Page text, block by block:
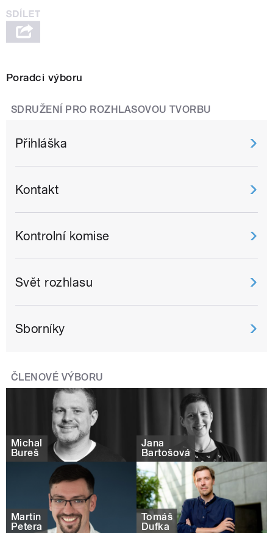
Poradci výboru
SDRUŽENÍ PRO ROZHLASOVOU TVORBU
Přihláška
Kontakt
Kontrolní komise
Svět rozhlasu
Sborníky
ČLENOVÉ VÝBORU
Michal
Bureš
Jana
Bartošová
Martin
Petera
Tomáš
Dufka